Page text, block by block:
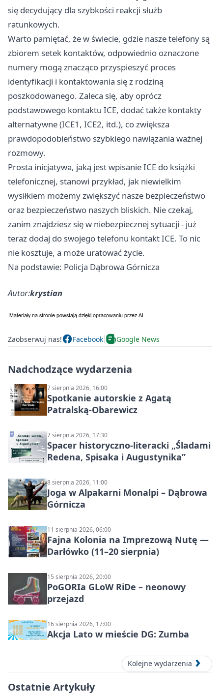
się decydujący dla szybkości reakcji służb
ratunkowych.
Warto pamiętać, że w świecie, gdzie nasze telefony są
zbiorem setek kontaktów, odpowiednio oznaczone
numery mogą znacząco przyspieszyć proces
identyfikacji i kontaktowania się z rodziną
poszkodowanego. Zaleca się, aby oprócz
podstawowego kontaktu ICE, dodać także kontakty
alternatywne (ICE1, ICE2, itd.), co zwiększa
prawdopodobieństwo szybkiego nawiązania ważnej
rozmowy.
Prosta inicjatywa, jaką jest wpisanie ICE do książki
telefonicznej, stanowi przykład, jak niewielkim
wysiłkiem możemy zwiększyć nasze bezpieczeństwo
oraz bezpieczeństwo naszych bliskich. Nie czekaj,
zanim znajdziesz się w niebezpiecznej sytuacji - już
teraz dodaj do swojego telefonu kontakt ICE. To nic
nie kosztuje, a może uratować życie.
Na podstawie: Policja Dąbrowa Górnicza
Autor:krystian
Zaobserwuj nas! Facebook Google News
Nadchodzące wydarzenia
7 sierpnia 2026, 16:00
Spotkanie autorskie z Agatą
Patralską-Obarewicz
7 sierpnia 2026, 17:30
Spacer historyczno-literacki „Śladami
Redena, Spisaka i Augustynika”
8 sierpnia 2026, 11:00
Joga w Alpakarni Monalpi – Dąbrowa
Górnicza
11 sierpnia 2026, 06:00
Fajna Kolonia na Imprezową Nutę —
Darłówko (11–20 sierpnia)
15 sierpnia 2026, 20:00
PoGORIa GLoW RiDe – neonowy
przejazd
16 sierpnia 2026, 17:00
Akcja Lato w mieście DG: Zumba
Kolejne wydarzenia
Ostatnie Artykuły